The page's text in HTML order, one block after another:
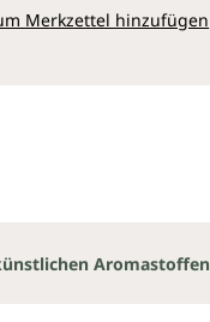
Merkzettel hinzufügen
Aromastoffen